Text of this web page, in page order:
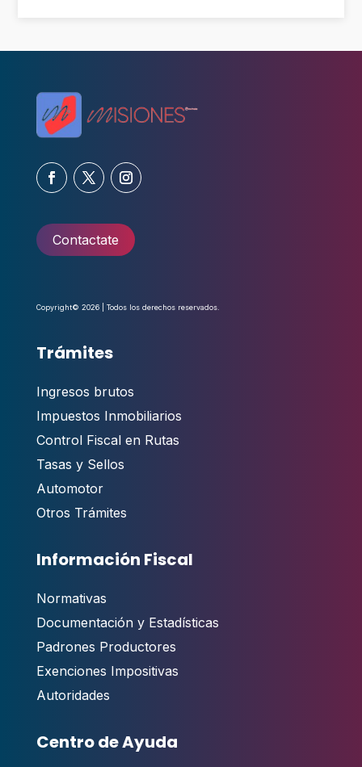
Contactate
Copyright© 2026 | Todos los derechos reservados.
Trámites
Ingresos brutos
Impuestos Inmobiliarios
Control Fiscal en Rutas
Tasas y Sellos
Automotor
Otros Trámites
Información Fiscal
Normativas
Documentación y Estadísticas
Padrones Productores
Exenciones Impositivas
Autoridades
Centro de Ayuda